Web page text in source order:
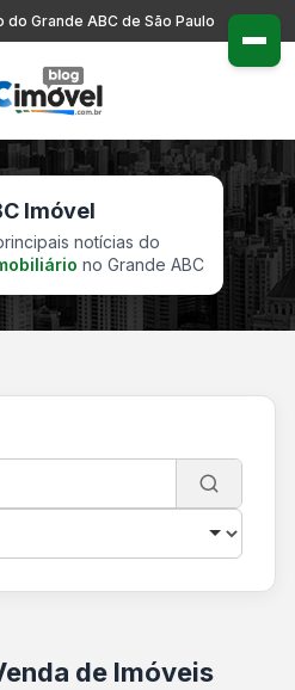
Grande ABC de São Paulo
Imóvel
notícias do
no Grande ABC
de Imóveis